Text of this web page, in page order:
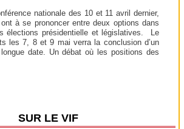
nationale des 10 et 11 avril dernier,
à se prononcer entre deux options dans
élections présidentielle et législatives. Le
les 7, 8 et 9 mai verra la conclusion d’un
date. Un débat où les positions des
SUR LE VIF